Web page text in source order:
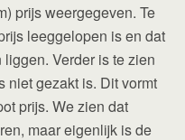
prijs weergegeven. Te
leeggelopen is en dat
Verder is te zien
niet gezakt is. Dit vormt
prijs. We zien dat
maar eigenlijk is de